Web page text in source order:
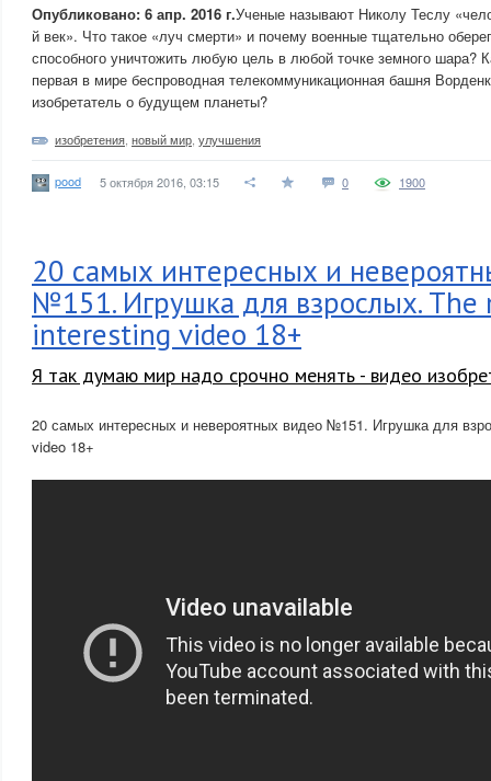
Опубликовано: 6 апр. 2016 г.Ученые называют Николу Теслу
й век». Что такое «луч смерти» и почему военные тщательно
способного уничтожить любую цель в любой точке земного шара?
первая в мире беспроводная телекоммуникационная башня
изобретатель о будущем планеты?
изобретения новый мир улучшения
pood 5 октября 2016, 03:15 0 1900
20 самых интересных и
№151. Игрушка для взрослых. The
interesting video 18+
Я так думаю мир надо срочно менять - видео
20 самых интересных и невероятных видео №151. Игрушка для
video 18+